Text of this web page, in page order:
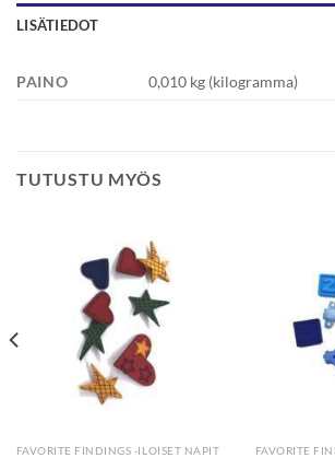
LISÄTIEDOT
PAINO 0,010 kg (kilogramma)
TUTUSTU MYÖS
FAVORITE FINDINGS -ILOISET NAPIT FAVORITE